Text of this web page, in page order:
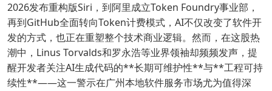
2026发布重构版Siri，到阿里成立Token Foundry事业部，
再到GitHub全面转向Token计费模式，AI不仅改变了软件开
发的方式，也正在重塑整个技术商业逻辑。然而，在这股热
潮中，Linus Torvalds和罗永浩等业界领袖却频频发声，提
醒开发者关注AI生成代码的**长期可维护性**与**工程可持
续性**——这一警示在广州本地软件服务市场尤为值得深